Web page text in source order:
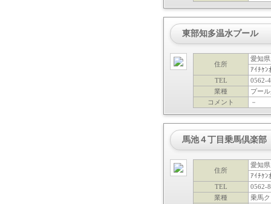
東部知多温水プール
住所
愛知
ｱｲﾁｹﾝ
TEL
0562-
業種
プー
コメント
－
馬池４丁目乗馬倶楽部
住所
愛知
ｱｲﾁｹﾝ
TEL
0562-
業種
乗馬